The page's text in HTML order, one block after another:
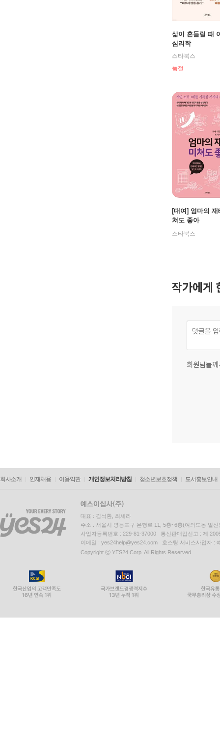
삶이 흔들릴 때
심리학
스타북스
품절
[대여] 엄마의 재
쳐도 좋아
스타북스
작가에게
회원님들
회사소개 인재채용 이용약관 개인정보처리방침 청소년보호정책 도서홍보안내
대표 : 김석환, 최세라
주소 : 서울시 영등포구 은행로 11, 5층~6층(여의도동,일신
사업자등록번호 : 229-81-37000 통신판매업신고 : 제
이메일 : yes24help@yes24.com 호스팅 서비스사업자 :
Copyright ⓒ YES24 Corp. All Rights Reserved.